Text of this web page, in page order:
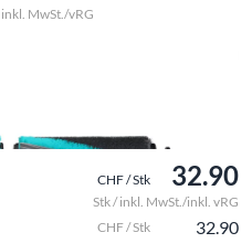
inkl. MwSt./vRG
CHF / Stk 32.90
Stk / inkl. MwSt./inkl. vRG
CHF / Stk 32.90